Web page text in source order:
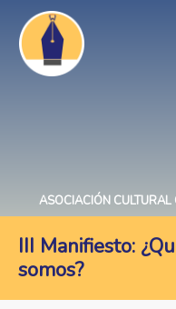
Pasar
contenido
principal
ASOCIACIÓN
III Manifiesto:
somos?